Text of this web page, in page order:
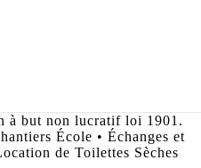
à but non lucratif loi 1901.
École • Échanges et
de Toilettes Sèches